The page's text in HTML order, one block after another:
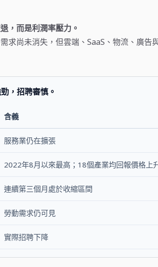
，而是利潤率壓力。
求尚未消失，但雲端、SaaS、物流、廣告
，招聘審慎。
含義
服務業仍在擴張
2022年8月以來最高；18個產業均回報價格上
連續第三個月處於收縮區間
勞動需求仍可見
實際招聘下降